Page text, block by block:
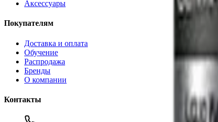
Аксессуары
Покупателям
Доставка и оплата
Обучение
Распродажа
Бренды
О компании
Контакты